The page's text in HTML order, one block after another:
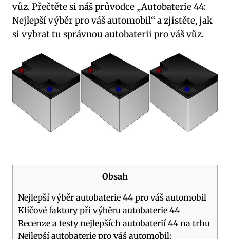
vůz. Přečtěte si náš ⁤průvodce „Autobaterie 44:
Nejlepší výběr pro váš ⁣automobil“ a zjistěte, jak
si vybrat tu správnou autobaterii pro váš vůz.
Obsah
Nejlepší výběr autobaterie 44 pro váš automobil
Klíčové faktory ⁤při výběru autobaterie 44
Recenze a testy​ nejlepších autobaterií 44 na trhu
Nejlepší⁢ autobaterie pro váš automobil: